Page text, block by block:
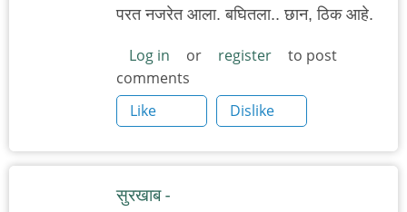
परत नजरेत आला. बघितला.. छान, ठिक आहे.
Log in or register
to post
comments
Like
Dislike
सुरखाब -